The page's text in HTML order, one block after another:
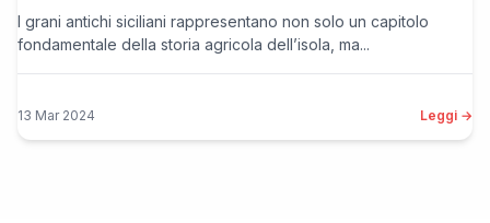
I grani antichi siciliani rappresentano non solo un capitolo
fondamentale della storia agricola dell’isola, ma...
13 Mar 2024 Leggi →